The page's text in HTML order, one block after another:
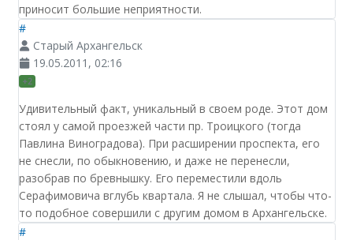
приносит большие неприятности.
#
Старый Архангельск
19.05.2011, 02:16
+2
Удивительный факт, уникальный в своем роде. Этот дом
стоял у самой проезжей части пр. Троицкого (тогда
Павлина Виноградова). При расширении проспекта, его
не снесли, по обыкновению, и даже не перенесли,
разобрав по бревнышку. Его переместили вдоль
Серафимовича вглубь квартала. Я не слышал, чтобы что-
то подобное совершили с другим домом в Архангельске.
#